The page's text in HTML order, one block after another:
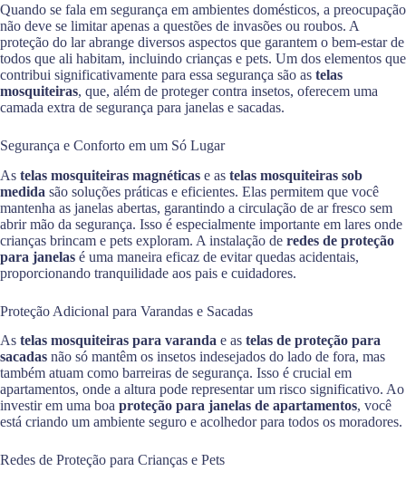
Quando se fala em segurança em ambientes domésticos, a preocupação
não deve se limitar apenas a questões de invasões ou roubos. A
proteção do lar abrange diversos aspectos que garantem o bem-estar de
todos que ali habitam, incluindo crianças e pets. Um dos elementos que
contribui significativamente para essa segurança são as telas
mosquiteiras, que, além de proteger contra insetos, oferecem uma
camada extra de segurança para janelas e sacadas.
Segurança e Conforto em um Só Lugar
As telas mosquiteiras magnéticas e as telas mosquiteiras sob
medida são soluções práticas e eficientes. Elas permitem que você
mantenha as janelas abertas, garantindo a circulação de ar fresco sem
abrir mão da segurança. Isso é especialmente importante em lares onde
crianças brincam e pets exploram. A instalação de redes de proteção
para janelas é uma maneira eficaz de evitar quedas acidentais,
proporcionando tranquilidade aos pais e cuidadores.
Proteção Adicional para Varandas e Sacadas
As telas mosquiteiras para varanda e as telas de proteção para
sacadas não só mantêm os insetos indesejados do lado de fora, mas
também atuam como barreiras de segurança. Isso é crucial em
apartamentos, onde a altura pode representar um risco significativo. Ao
investir em uma boa proteção para janelas de apartamentos, você
está criando um ambiente seguro e acolhedor para todos os moradores.
Redes de Proteção para Crianças e Pets